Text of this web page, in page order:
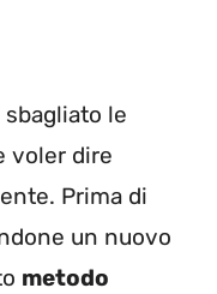
le
voler dire
Prima di
un nuovo
metodo